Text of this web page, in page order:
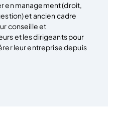
en management (droit,
et ancien cadre
conseille et
et les dirigeants pour
leur entreprise depuis